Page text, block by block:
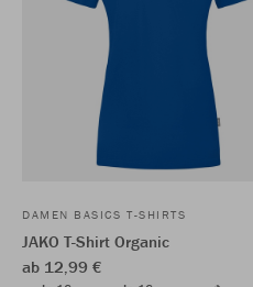
DAMEN BASICS T-SHIRTS
JAKO T-Shirt Organic
ab 12,99 €